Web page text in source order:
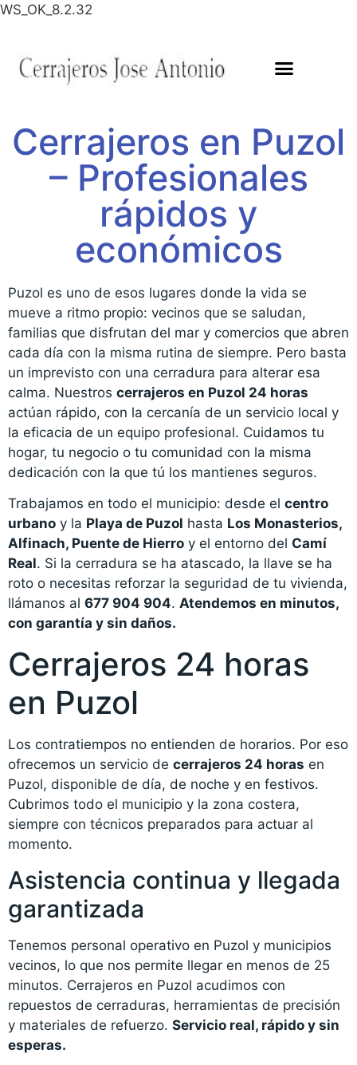
WS_OK_8.2.32
Cerrajeros en Puzol
– Profesionales
rápidos y
económicos
Puzol es uno de esos lugares donde la vida se
mueve a ritmo propio: vecinos que se saludan,
familias que disfrutan del mar y comercios que abren
cada día con la misma rutina de siempre. Pero basta
un imprevisto con una cerradura para alterar esa
calma. Nuestros cerrajeros en Puzol 24 horas
actúan rápido, con la cercanía de un servicio local y
la eficacia de un equipo profesional. Cuidamos tu
hogar, tu negocio o tu comunidad con la misma
dedicación con la que tú los mantienes seguros.
Trabajamos en todo el municipio: desde el centro
urbano y la Playa de Puzol hasta Los Monasterios,
Alfinach, Puente de Hierro y el entorno del Camí
Real. Si la cerradura se ha atascado, la llave se ha
roto o necesitas reforzar la seguridad de tu vivienda,
llámanos al 677 904 904. Atendemos en minutos,
con garantía y sin daños.
Cerrajeros 24 horas
en Puzol
Los contratiempos no entienden de horarios. Por eso
ofrecemos un servicio de cerrajeros 24 horas en
Puzol, disponible de día, de noche y en festivos.
Cubrimos todo el municipio y la zona costera,
siempre con técnicos preparados para actuar al
momento.
Asistencia continua y llegada
garantizada
Tenemos personal operativo en Puzol y municipios
vecinos, lo que nos permite llegar en menos de 25
minutos. Cerrajeros en Puzol acudimos con
repuestos de cerraduras, herramientas de precisión
y materiales de refuerzo. Servicio real, rápido y sin
esperas.